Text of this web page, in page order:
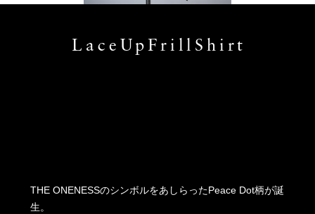
LaceUpFrillShirt
THE ONENESSのシンボルをあしらったPeace Dot柄が誕
生。